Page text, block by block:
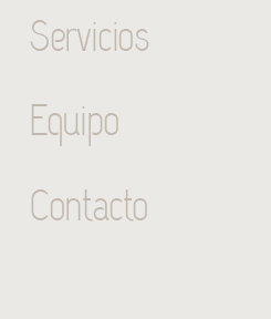
Servicios
Equipo
Contacto